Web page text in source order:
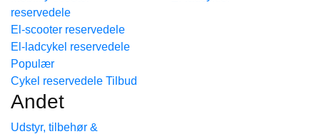
reservedele
El-scooter reservedele
El-ladcykel reservedele
Cykel reservedele
Andet
Udstyr, tilbehør &